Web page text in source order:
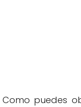
Como puedes